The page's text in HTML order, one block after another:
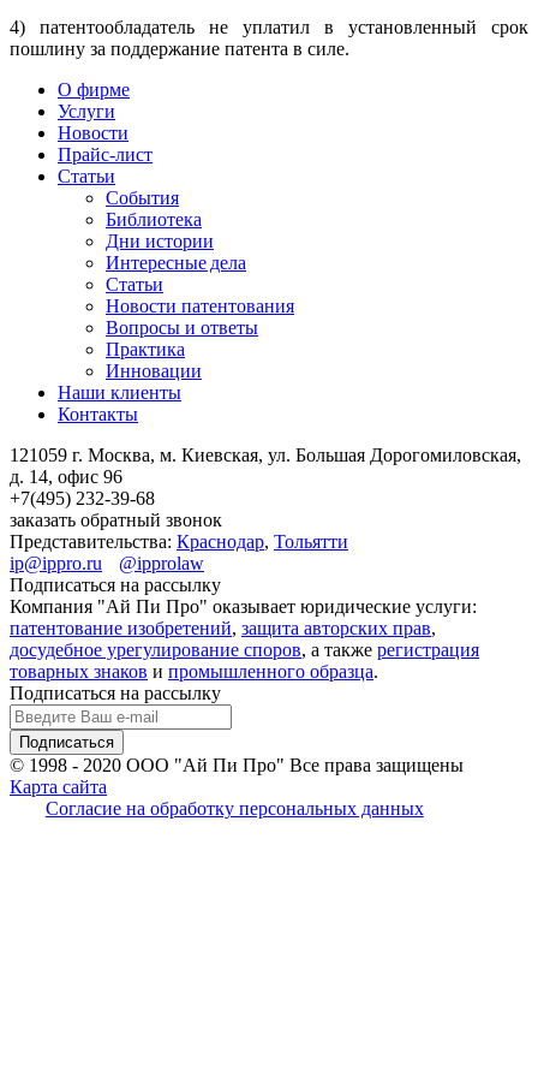
4) патентообладатель не уплатил в установленный срок
пошлину за поддержание патента в силе.
О фирме
Услуги
Новости
Прайс-лист
Статьи
События
Библиотека
Дни истории
Интересные дела
Статьи
Новости патентования
Вопросы и ответы
Практика
Инновации
Наши клиенты
Контакты
121059 г. Москва, м. Киевская, ул. Большая Дорогомиловская,
д. 14, офис 96
+7(495) 232-39-68
заказать обратный звонок
Представительства: Краснодар, Тольятти
ip@ippro.ru
@ipprolaw
Подписаться на рассылку
Компания "Ай Пи Про" оказывает юридические услуги:
патентование изобретений, защита авторских прав,
досудебное урегулирование споров, а также регистрация
товарных знаков и промышленного образца.
Подписаться на рассылку
© 1998 - 2020 ООО "Ай Пи Про" Все права защищены
Карта сайта
Согласие на обработку персональных данных